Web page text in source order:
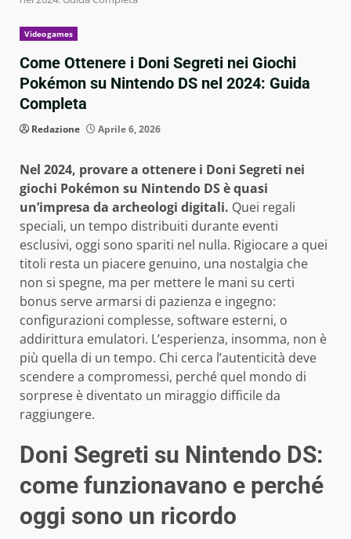
Videogames
Come Ottenere i Doni Segreti nei Giochi
Pokémon su Nintendo DS nel 2024: Guida
Completa
Redazione Aprile 6, 2026
Nel 2024, provare a ottenere i Doni Segreti nei
giochi Pokémon su Nintendo DS è quasi
un’impresa da archeologi digitali. Quei regali
speciali, un tempo distribuiti durante eventi
esclusivi, oggi sono spariti nel nulla. Rigiocare a quei
titoli resta un piacere genuino, una nostalgia che
non si spegne, ma per mettere le mani su certi
bonus serve armarsi di pazienza e ingegno:
configurazioni complesse, software esterni, o
addirittura emulatori. L’esperienza, insomma, non è
più quella di un tempo. Chi cerca l’autenticità deve
scendere a compromessi, perché quel mondo di
sorprese è diventato un miraggio difficile da
raggiungere.
Doni Segreti su Nintendo DS:
come funzionavano e perché
oggi sono un ricordo